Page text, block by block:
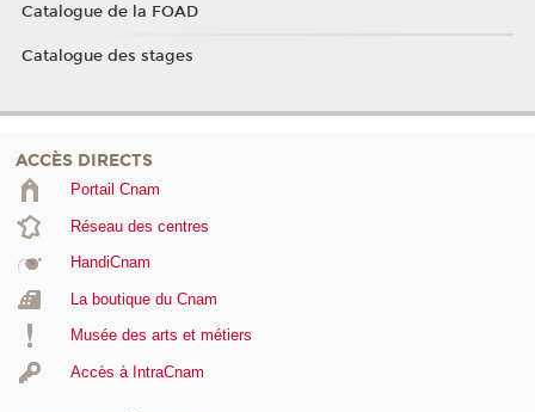
Catalogue de la FOAD
Catalogue des stages
ACCÈS DIRECTS
Portail Cnam
Réseau des centres
HandiCnam
La boutique du Cnam
Musée des arts et métiers
Accès à IntraCnam